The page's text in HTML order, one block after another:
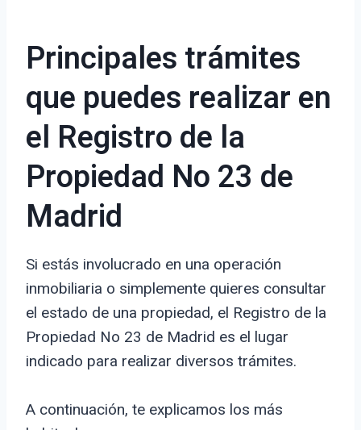
Principales trámites
que puedes realizar en
el Registro de la
Propiedad No 23 de
Madrid
Si estás involucrado en una operación
inmobiliaria o simplemente quieres consultar
el estado de una propiedad, el Registro de la
Propiedad No 23 de Madrid es el lugar
indicado para realizar diversos trámites.
A continuación, te explicamos los más